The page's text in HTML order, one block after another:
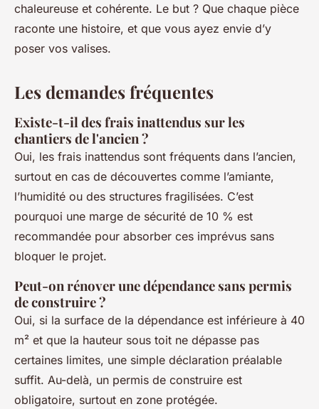
chaleureuse et cohérente. Le but ? Que chaque pièce
raconte une histoire, et que vous ayez envie d’y
poser vos valises.
Les demandes fréquentes
Existe-t-il des frais inattendus sur les
chantiers de l'ancien ?
Oui, les frais inattendus sont fréquents dans l’ancien,
surtout en cas de découvertes comme l’amiante,
l’humidité ou des structures fragilisées. C’est
pourquoi une marge de sécurité de 10 % est
recommandée pour absorber ces imprévus sans
bloquer le projet.
Peut-on rénover une dépendance sans permis
de construire ?
Oui, si la surface de la dépendance est inférieure à 40
m² et que la hauteur sous toit ne dépasse pas
certaines limites, une simple déclaration préalable
suffit. Au-delà, un permis de construire est
obligatoire, surtout en zone protégée.